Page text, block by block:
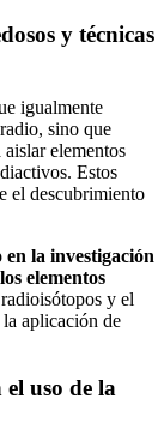
y técnicas
igualmente
sino que
elementos
Estos
el descubrimiento
la investigación
elementos
y el
aplicación de
uso de la